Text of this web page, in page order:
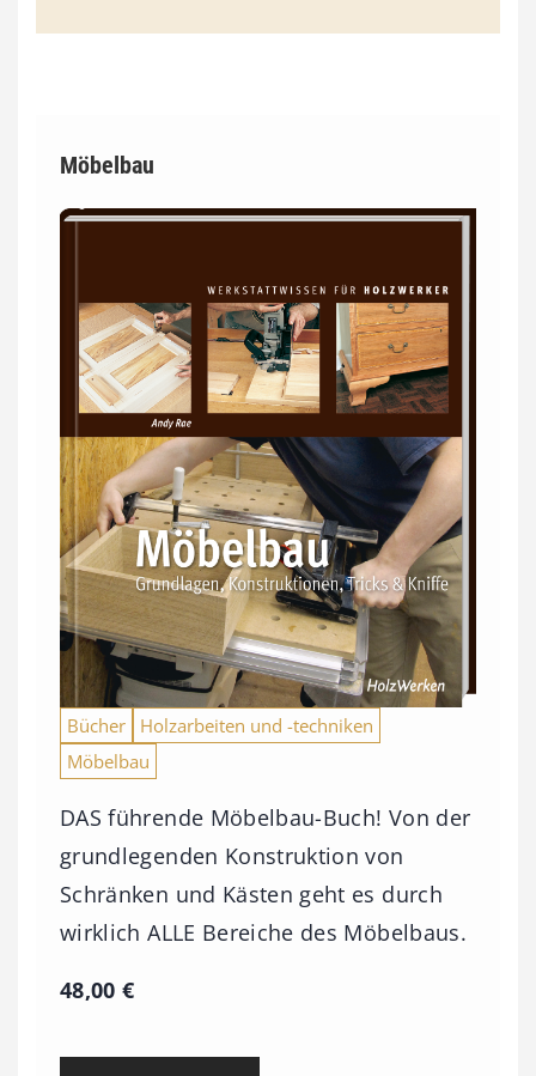
Möbelbau
Bücher
Holzarbeiten und -techniken
Möbelbau
DAS führende Möbelbau-Buch! Von der
grundlegenden Konstruktion von
Schränken und Kästen geht es durch
wirklich ALLE Bereiche des Möbelbaus.
48,00€